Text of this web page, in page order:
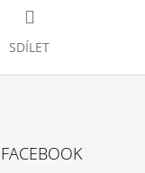
SDÍLET
FACEBOOK